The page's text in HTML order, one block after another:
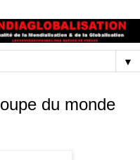
▼
du monde